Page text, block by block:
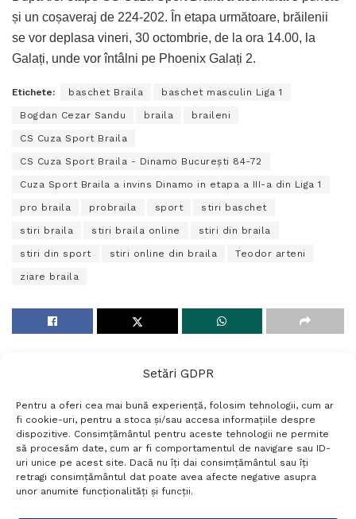
Setări GDPR
Pentru a oferi cea mai bună experiență, folosim tehnologii, cum ar
fi cookie-uri, pentru a stoca și/sau accesa informațiile despre
dispozitive. Consimțământul pentru aceste tehnologii ne permite
să procesăm date, cum ar fi comportamentul de navigare sau ID-
uri unice pe acest site. Dacă nu îți dai consimțământul sau îți
retragi consimțământul dat poate avea afecte negative asupra
unor anumite funcționalități și funcții.
și un coșaveraj de 224-202. În etapa următoare, brăilenii
se vor deplasa vineri, 30 octombrie, de la ora 14.00, la
Galați, unde vor întâlni pe Phoenix Galați 2.
Etichete: baschet Braila baschet masculin Liga 1
Bogdan Cezar Sandu braila braileni
CS Cuza Sport Braila
CS Cuza Sport Braila - Dinamo București 84-72
Cuza Sport Braila a invins Dinamo in etapa a III-a din Liga 1
pro braila probraila sport stiri baschet
stiri braila stiri braila online stiri din braila
stiri din sport stiri online din braila Teodor arteni
ziare braila
Termeni si conditii
Politică de confidențialitate
Politica cookies
Setări GDPR